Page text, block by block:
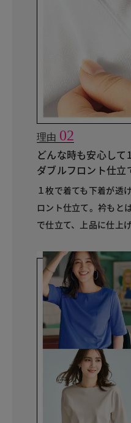
理由 02
どんな時も安心して
ダブルフロント仕立
１枚で着ても下着が透
ロント仕立て。衿もと
で仕立て、上品に仕上